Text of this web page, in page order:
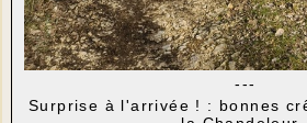
---
Surprise à l'arrivée ! : bonnes